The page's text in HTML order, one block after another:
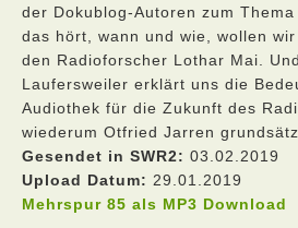
der Dokublog-Autoren zum Thema
das hört, wann und wie, wollen
den Radioforscher Lothar Mai.
Laufersweiler erklärt uns die
Audiothek für die Zukunft des
wiederum Otfried Jarren
Gesendet in SWR2: 03.02.2019
Upload Datum: 29.01.2019
Mehrspur 85 als MP3 Download